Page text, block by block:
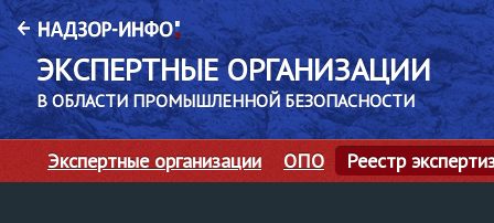
ЭКСПЕРТНЫЕ ОРГАНИЗАЦИИ
В ОБЛАСТИ ПРОМЫШЛЕННОЙ БЕЗОПАСНОСТИ
Экспертные организации ОПО Реестр